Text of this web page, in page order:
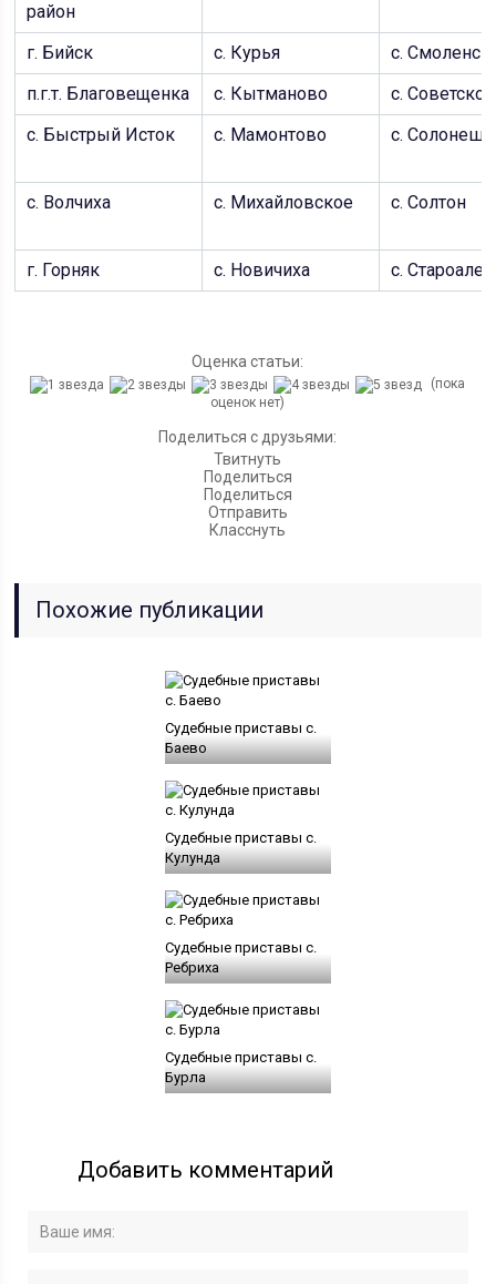
район
г. Бийск c. Курья
c.
п.г.т. Благовещенка
c. Кытманово
c. Советское
с. Быстрый Исток
c. Мамонтово c.
с. Волчиха c. Михайловское c. Солтон
г. Горняк c. Новичиха c.
Оценка статьи:
(пока
оценок нет)
Поделиться с друзьями:
Твитнуть
Поделиться
Поделиться
Отправить
Класснуть
Похожие публикации
Судебные приставы c.
Баево
Судебные приставы с.
Кулунда
Судебные приставы c.
Ребриха
Судебные приставы с.
Бурла
Добавить комментарий